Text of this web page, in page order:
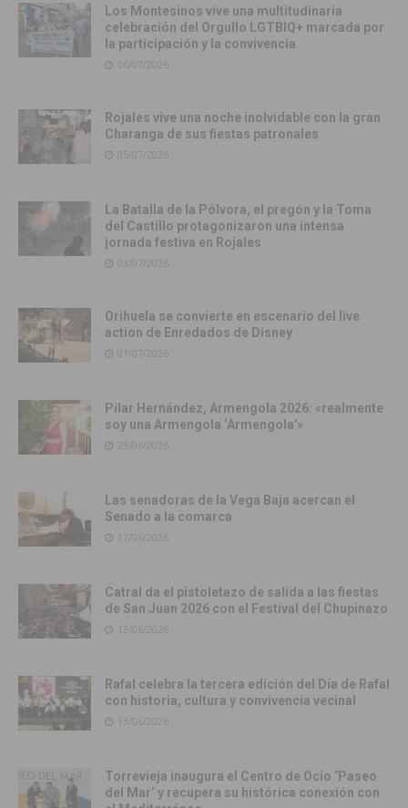
Los Montesinos vive una multitudinaria
celebración del Orgullo LGTBIQ+ marcada por
la participación y la convivencia
06/07/2026
Rojales vive una noche inolvidable con la gran
Charanga de sus fiestas patronales
05/07/2026
La Batalla de la Pólvora, el pregón y la Toma
del Castillo protagonizaron una intensa
jornada festiva en Rojales
03/07/2026
Orihuela se convierte en escenario del live
action de Enredados de Disney
01/07/2026
Pilar Hernández, Armengola 2026: «realmente
soy una Armengola ‘Armengola'»
29/06/2026
Las senadoras de la Vega Baja acercan el
Senado a la comarca
17/06/2026
Catral da el pistoletazo de salida a las fiestas
de San Juan 2026 con el Festival del Chupinazo
13/06/2026
Rafal celebra la tercera edición del Día de Rafal
con historia, cultura y convivencia vecinal
13/06/2026
Torrevieja inaugura el Centro de Ocio ‘Paseo
del Mar’ y recupera su histórica conexión con